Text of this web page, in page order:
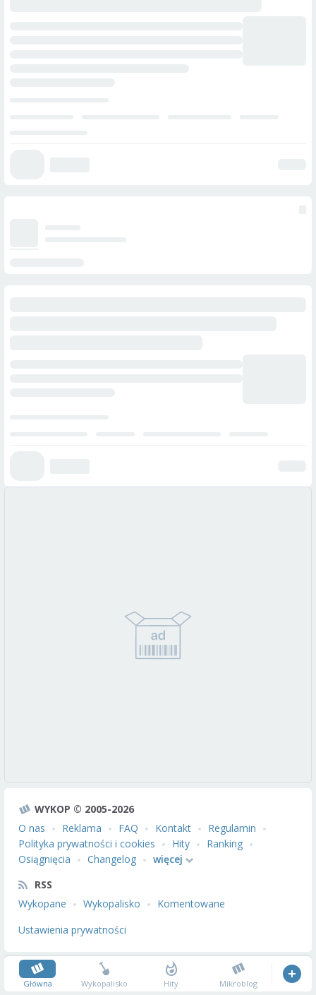
WYKOP © 2005-2026
O nas
Reklama FAQ Kontakt
Regulamin
Polityka prywatności i cookies
Hity
Ranking
Osiągnięcia
Changelog
więcej
RSS
Wykopane
Wykopalisko
Komentowane
Ustawienia prywatności
Główna Wykopalisko Hity Mikroblog